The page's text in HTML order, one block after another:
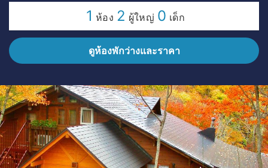
1 ห้อง 2 ผู้ใหญ่ 0 เด็ก
ดูห้องพักว่างและราคา